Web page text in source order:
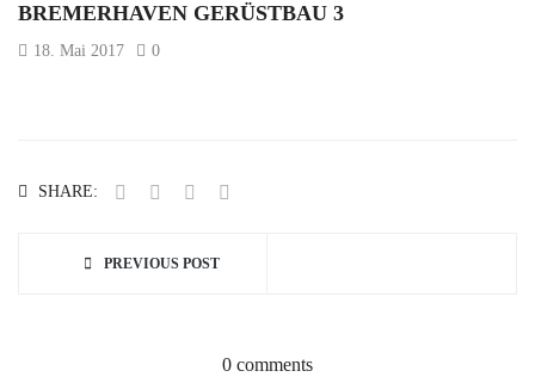
BREMERHAVEN GERÜSTBAU 3
18. Mai 2017 0
SHARE:
PREVIOUS POST
0 comments